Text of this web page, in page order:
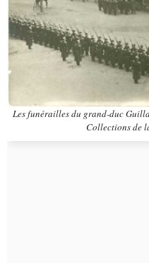
Les funérailles du grand-duc
Collections de